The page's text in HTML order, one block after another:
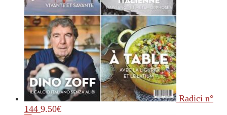
Radici n°
144 9.50€